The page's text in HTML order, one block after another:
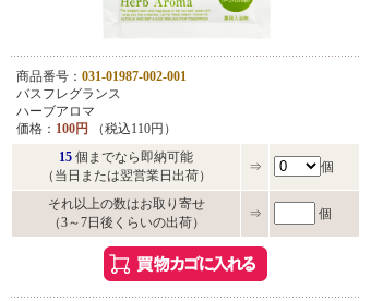
商品番号： 031-01987-002-001
バスフレグランス
ハーブアロマ
価格： 100円
（税込110円）
15 個までなら即納可能
（当日または翌営業日出荷）
⇒ 個
それ以上の数はお取り寄せ
（3～7日後くらいの出荷）
⇒ 個